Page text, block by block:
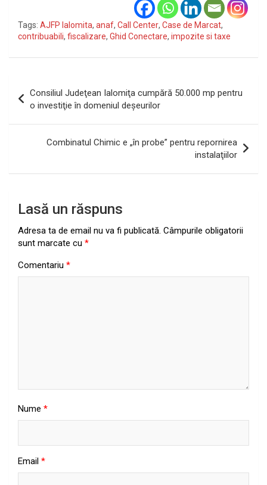
Tags: AJFP Ialomita, anaf, Call Center, Case de Marcat,
contribuabili, fiscalizare, Ghid Conectare, impozite si taxe
în
articole
Consiliul Judeţean Ialomiţa cumpără 50.000 mp pentru
o investiţie în domeniul deşeurilor
Combinatul Chimic e „în probe” pentru repornirea
instalaţiilor
Lasă un răspuns
Adresa ta de email nu va fi publicată. Câmpurile obligatorii
sunt marcate cu *
Comentariu *
Nume *
Email *